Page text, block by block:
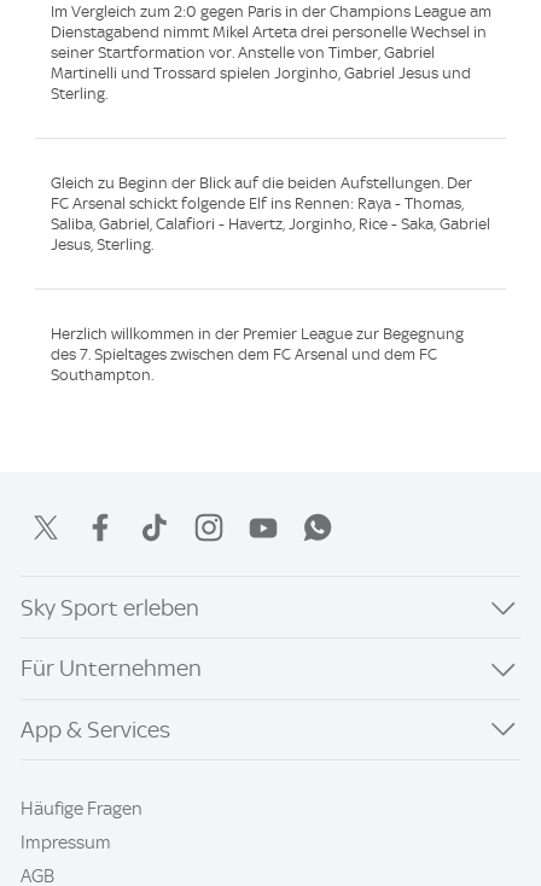
Im Vergleich zum 2:0 gegen Paris in der Champions League am
Dienstagabend nimmt Mikel Arteta drei personelle Wechsel in
seiner Startformation vor. Anstelle von Timber, Gabriel
Martinelli und Trossard spielen Jorginho, Gabriel Jesus und
Sterling.
Gleich zu Beginn der Blick auf die beiden Aufstellungen. Der
FC Arsenal schickt folgende Elf ins Rennen: Raya - Thomas,
Saliba, Gabriel, Calafiori - Havertz, Jorginho, Rice - Saka, Gabriel
Jesus, Sterling.
Herzlich willkommen in der Premier League zur Begegnung
des 7. Spieltages zwischen dem FC Arsenal und dem FC
Southampton.
Sky Sport erleben
Für Unternehmen
App & Services
Häufige Fragen
Impressum
AGB